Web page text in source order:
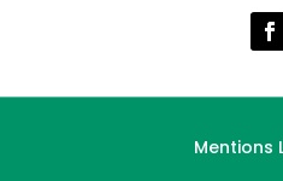
Mentions